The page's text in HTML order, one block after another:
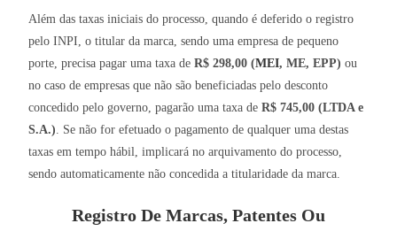
Além das taxas iniciais do processo, quando é deferido o registro
pelo INPI, o titular da marca, sendo uma empresa de pequeno
porte, precisa pagar uma taxa deR$ 298,00 (MEI, ME, EPP) ou
no caso de empresas que não são beneficiadas pelo desconto
concedido pelo governo, pagarão uma taxa deR$ 745,00 (LTDA e
S.A.) . Se não for efetuado o pagamento de qualquer uma destas
taxas em tempo hábil, implicará no arquivamento do processo,
sendo automaticamente não concedida a titularidade da marca.
Registro De Marcas, Patentes Ou